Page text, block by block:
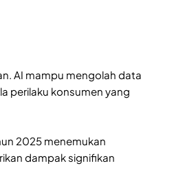
AI mampu mengolah data
perilaku konsumen yang
2025 menemukan
dampak signifikan